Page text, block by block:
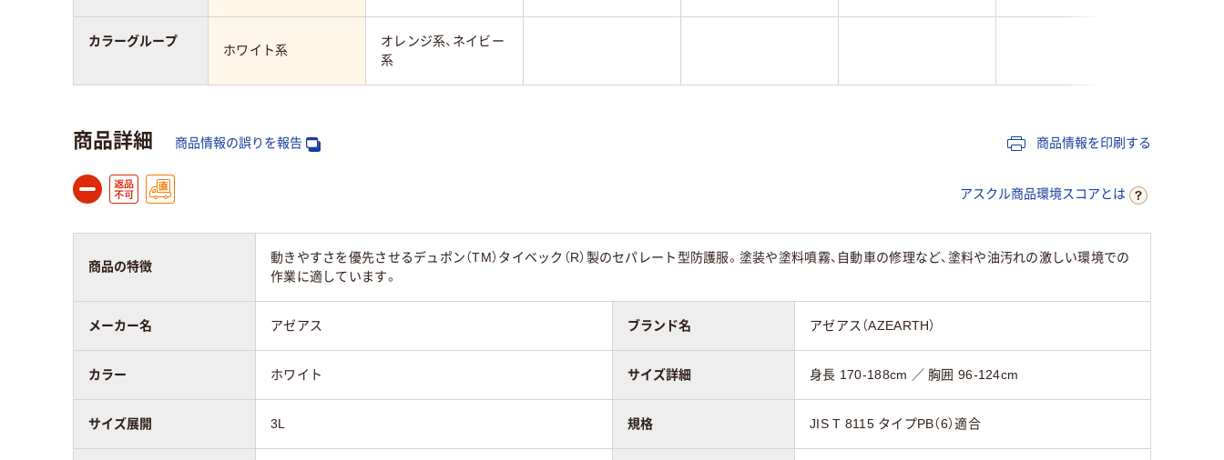
ホワイト系
オレンジ系、ネイビー
系
カラーグループ
商品詳細 商品情報の誤りを報告 商品情報を印刷する
アスクル商品環境スコアとは
商品の特徴
動きやすさを優先させるデュポン（TM）タイベック（R）製のセパレート型防護服。塗装や塗料噴霧、自動車の修理など、塗料や油汚れの激しい環境での
作業に適しています。
メーカー名 アゼアス ブランド名 アゼアス（AZEARTH）
カラー ホワイト サイズ詳細 身長 170-188cm ／ 胸囲 96-124cm
サイズ展開 3L 規格 JIS T 8115 タイプPB（6）適合